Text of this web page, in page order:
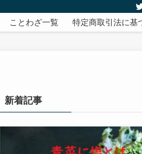
ことわざ一覧 特定商取引法に基
新着記事